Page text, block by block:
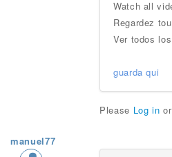
Watch all
Regardez
Ver todos
guarda qui
Please Log in
manuel77